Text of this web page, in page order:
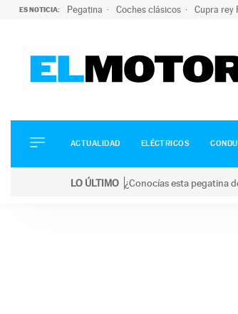
ES NOTICIA: Pegatina Coches clásicos Cupra rey
ELÉCTRICOS
CONDUCIR
ACTUALIDAD ELÉCTRICOS
LO ÚLTIMO ¿Conocías esta pegatina